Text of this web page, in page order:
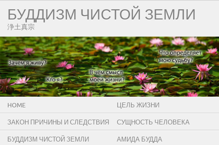
БУДДИЗМ ЧИСТОЙ ЗЕМЛИ
浄土真宗
HOME ЦЕЛЬ ЖИЗНИ
ЗАКОН ПРИЧИНЫ И СЛЕДСТВИЯ СУЩНОСТЬ ЧЕЛОВЕКА
БУДДИЗМ ЧИСТОЙ ЗЕМЛИ АМИДА БУДДА